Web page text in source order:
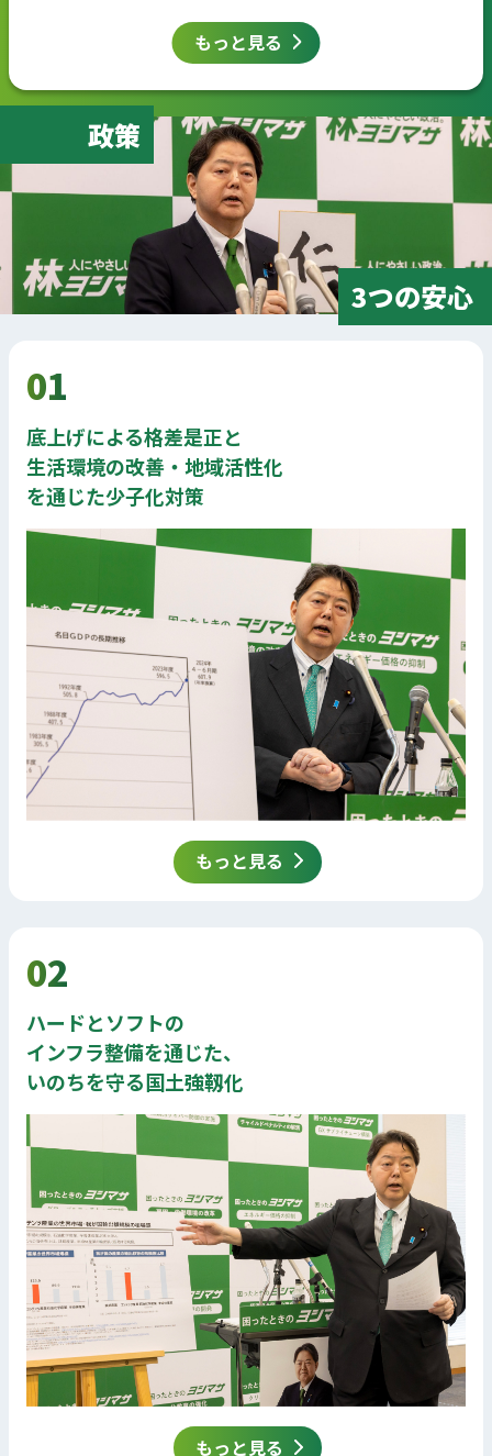
もっと見る
政策
3つの安心
01
底上げによる格差是正と
生活環境の改善・地域活性化
を通じた少子化対策
もっと見る
02
ハードとソフトの
インフラ整備を通じた、
いのちを守る国土強靱化
もっと見る